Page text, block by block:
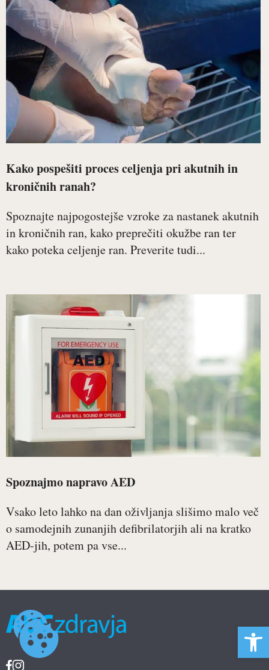
Kako pospešiti proces celjenja pri akutnih in
kroničnih ranah?
Spoznajte najpogostejše vzroke za nastanek akutnih
in kroničnih ran, kako preprečiti okužbe ran ter
kako poteka celjenje ran. Preverite tudi...
Spoznajmo napravo AED
Vsako leto lahko na dan oživljanja slišimo malo več
o samodejnih zunanjih defibrilatorjih ali na kratko
AED-jih, potem pa vse...